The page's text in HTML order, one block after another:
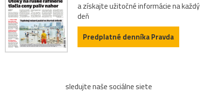
a získajte užitočné informácie na každý
deň
Predplatné denníka Pravda
sledujte naše sociálne siete